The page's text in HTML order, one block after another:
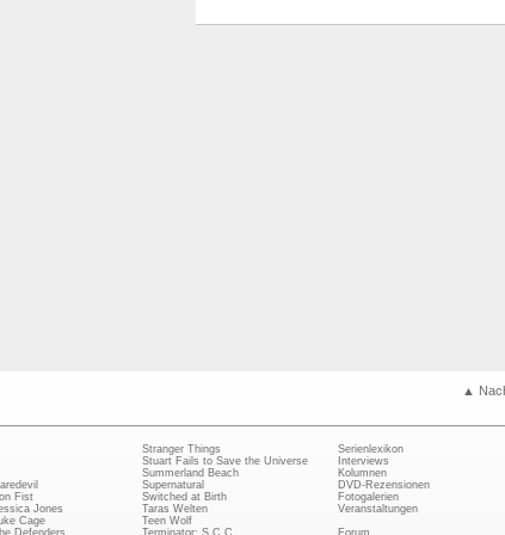
▲
Fist
Jones
Cage
Defenders
Stranger Things
Stuart Fails to Save the Universe
Summerland Beach
Supernatural
Switched at Birth
Taras Welten
Teen Wolf
Terminator: S.C.C.
Serienlexikon
Interviews
Kolumnen
DVD-Rezensionen
Fotogalerien
Veranstaltungen
Forum